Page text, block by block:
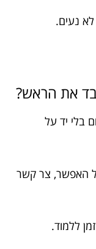
נעים.
את הראש?
בלי יד על
האפשר, צר קשר
ללמוד.